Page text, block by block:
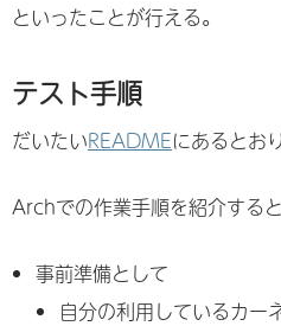
といったことが行える。
テスト手順
だいたいREADMEにあるとおり
Archでの作業手順を紹介すると
事前準備として
自分の利用しているカー